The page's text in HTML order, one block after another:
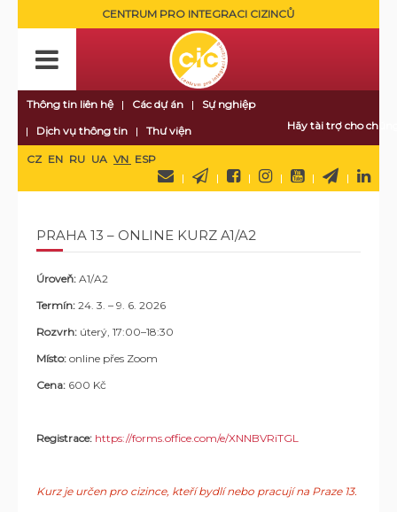
CENTRUM PRO INTEGRACI CIZINCŮ
Thông tin liên hệ Các dự án
Sự nghiệp
Dịch vụ thông tin
Thư viện Hãy tài trợ cho
CZ EN RU UA VN ESP
PRAHA 13 – ONLINE KURZ A1/A2
Úroveň: A1/A2
Termín: 24. 3. – 9. 6. 2026
Rozvrh: úterý, 17:00–18:30
Místo: online přes Zoom
Cena: 600 Kč
Registrace: https://forms.office.com/e/XNNBVRiTGL
Kurz je určen pro cizince, kteří bydlí nebo pracují na Praze 13.